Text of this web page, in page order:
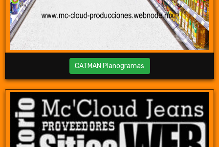
CATMAN Planogramas